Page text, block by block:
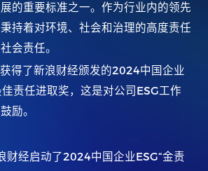
的重要标准之一。作为行业内的领先
持着对环境、社会和治理的高度责任
会责任。
得了新浪财经颁发的2024中国企业
责任进取奖，这是对公司 ESG工作
励。
财经启动了2024中国企业ESG“金责